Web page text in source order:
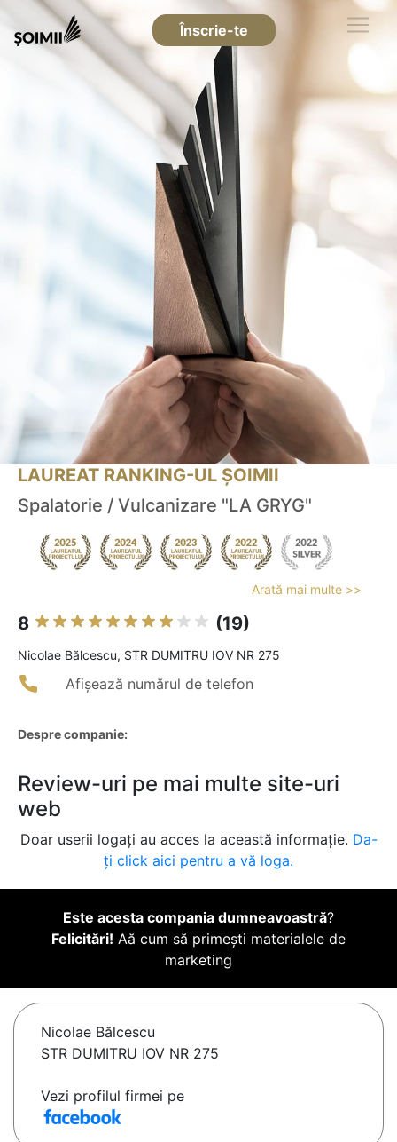
Înscrie-te
LAUREAT RANKING-UL ȘOIMII
Spalatorie / Vulcanizare "LA GRYG"
Arată mai multe >>
8 (19)
Nicolae Bălcescu, STR DUMITRU IOV NR 275
Afișează numărul de telefon
Despre companie:
Review-uri pe mai multe site-uri
web
Doar userii logați au acces la această informație. Da-
ți click aici pentru a vă loga.
Este acesta compania dumneavoastră?
Felicitări! Aă cum să primești materialele de
marketing
Nicolae Bălcescu
STR DUMITRU IOV NR 275
Vezi profilul firmei pe